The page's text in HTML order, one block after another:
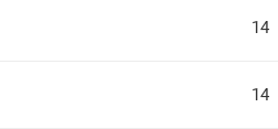
14
14